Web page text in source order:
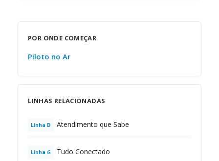
POR ONDE COMEÇAR
Piloto no Ar
LINHAS RELACIONADAS
Linha D Atendimento que Sabe
Linha G Tudo Conectado